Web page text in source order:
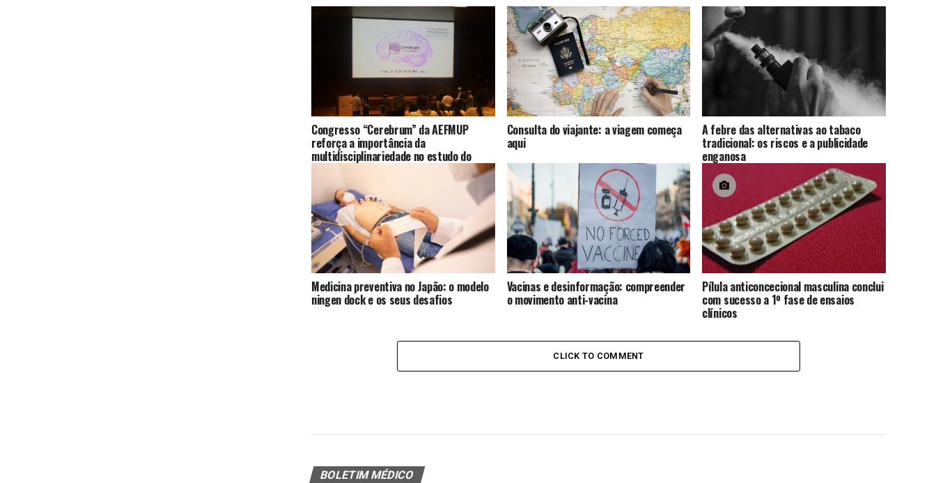
Congresso “Cerebrum” da AEFMUP
reforça a importância da
multidisciplinariedade no estudo do
Consulta do viajante: a viagem começa
aqui
A febre das alternativas ao tabaco
tradicional: os riscos e a publicidade
enganosa
Medicina preventiva no Japão: o modelo
ningen dock e os seus desafios
Vacinas e desinformação: compreender
o movimento anti-vacina
Pílula anticoncecional masculina conclui
com sucesso a 1º fase de ensaios
clínicos
CLICK TO COMMENT
BOLETIM MÉDICO